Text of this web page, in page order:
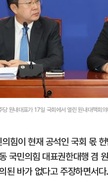
당 원내대표가 17일 국회에서 열린 원내대책회
힘이 현재 공석인 국회 몫
국민의힘 대표권한대행 겸
된 바가 없다고 주장하면서다.